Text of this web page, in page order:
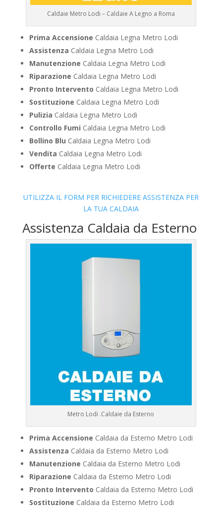
Caldaie Metro Lodi – Caldaie A Legno a Roma
Prima Accensione Caldaia Legna Metro Lodi
Assistenza Caldaia Legna Metro Lodi
Manutenzione Caldaia Legna Metro Lodi
Riparazione Caldaia Legna Metro Lodi
Pronto Intervento Caldaia Legna Metro Lodi
Sostituzione Caldaia Legna Metro Lodi
Pulizia Caldaia Legna Metro Lodi
Controllo Fumi Caldaia Legna Metro Lodi
Bollino Blu Caldaia Legna Metro Lodi
Vendita Caldaia Legna Metro Lodi
Offerte Caldaia Legna Metro Lodi
UTILIZZA IL FORM PER RICHIEDERE ASSISTENZA PER
LA TUA CALDAIA
Assistenza Caldaia da Esterno
Metro Lodi .Caldaie da Esterno
Prima Accensione Caldaia da Esterno Metro Lodi
Assistenza Caldaia da Esterno Metro Lodi
Manutenzione Caldaia da Esterno Metro Lodi
Riparazione Caldaia da Esterno Metro Lodi
Pronto Intervento Caldaia da Esterno Metro Lodi
Sostituzione Caldaia da Esterno Metro Lodi